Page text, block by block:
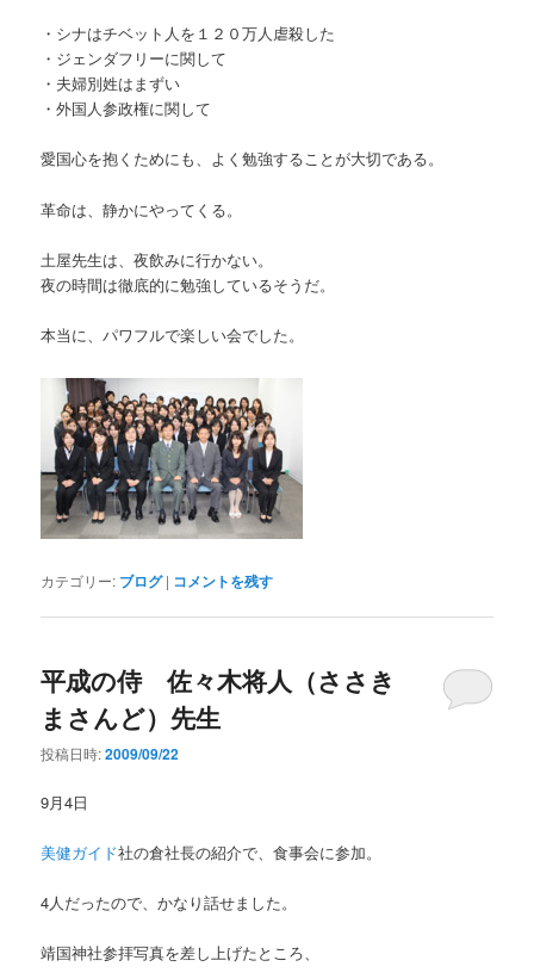
・シナはチベット人を１２０万人虐殺した
・ジェンダフリーに関して
・夫婦別姓はまずい
・外国人参政権に関して
愛国心を抱くためにも、よく勉強することが大切である。
革命は、静かにやってくる。
土屋先生は、夜飲みに行かない。
夜の時間は徹底的に勉強しているそうだ。
本当に、パワフルで楽しい会でした。
カテゴリー: ブログ | コメントを残す
平成の侍 佐々木将人（ささき
まさんど）先生
投稿日時:2009/09/22
9月4日
美健ガイド社の倉社長の紹介で、食事会に参加。
4人だったので、かなり話せました。
靖国神社参拝写真を差し上げたところ、